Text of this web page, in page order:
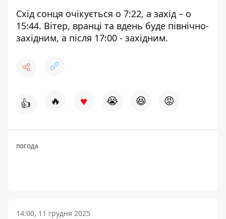
Схід сонця очікується о 7:22, а захід – о
15:44. Вітер, вранці та вдень буде північно-
західним, а після 17:00 - західним.
👍 🔥 ♥ 😭 😆 😡
ПОГОДА
14:00, 11 грудня 2025